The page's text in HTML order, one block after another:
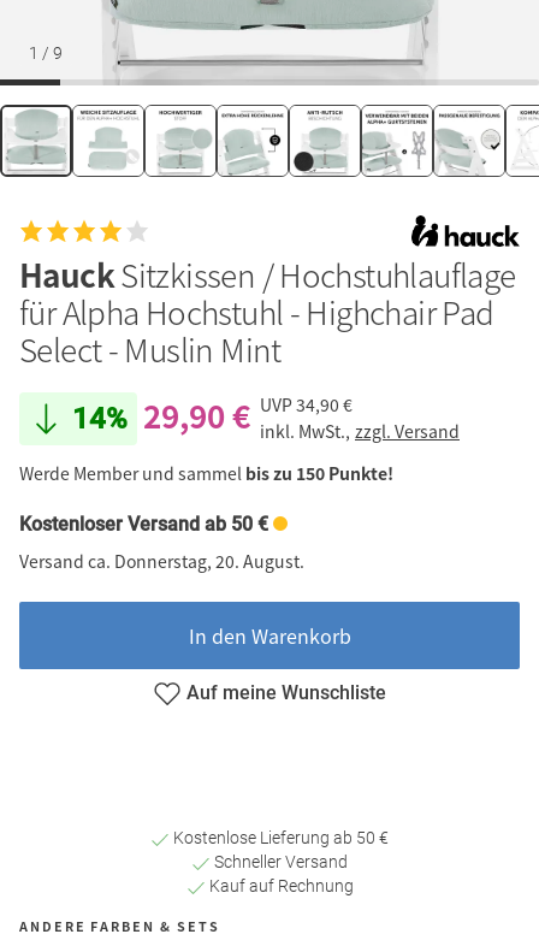
1 / 9
HauckSitzkissen / Hochstuhlauflage
für Alpha Hochstuhl - Highchair Pad
Select - Muslin Mint
14% 29,90 € UVP34,90 €
inkl. MwSt., zzgl. Versand
Werde Member und sammel bis zu 150 Punkte!
Kostenloser Versand ab 50 €
Versand ca. Donnerstag, 20. August.
In den Warenkorb
Auf meine Wunschliste
Kostenlose Lieferung ab 50 €
Schneller Versand
Kauf auf Rechnung
ANDERE FARBEN & SETS